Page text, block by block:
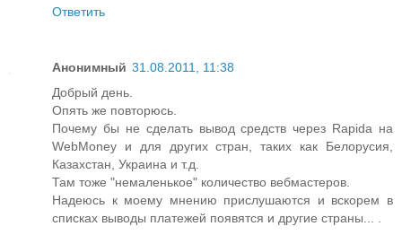
Ответить
Анонимный 31.08.2011, 11:38
Добрый день.
Опять же повторюсь.
Почему бы не сделать вывод средств через Rapida на
WebMoney и для других стран, таких как Белорусия,
Казахстан, Украина и т.д.
Там тоже "немаленькое" количество вебмастеров.
Надеюсь к моему мнению прислушаются и вскорем в
списках выводы платежей появятся и другие страны... .